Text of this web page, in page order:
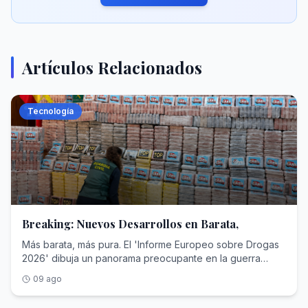
Artículos Relacionados
Tecnología
Breaking: Nuevos Desarrollos en Barata,
Más barata, más pura. El 'Informe Europeo sobre Drogas
2026' dibuja un panorama preocupante en la guerra
técnicos de la EUDA, la agencia comunitaria que estudia
los narcóticos, durante la última década (2014-2024) el
09 ago